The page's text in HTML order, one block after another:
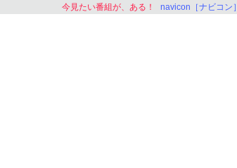
今見たい番組が、ある！ navicon［ナビコン］